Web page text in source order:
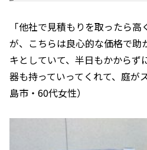
「他社で見積もりを取ったら
が、こちらは良心的な価格で助
キとしていて、半日もかからず
器も持っていってくれて、庭が
島市・60代女性）